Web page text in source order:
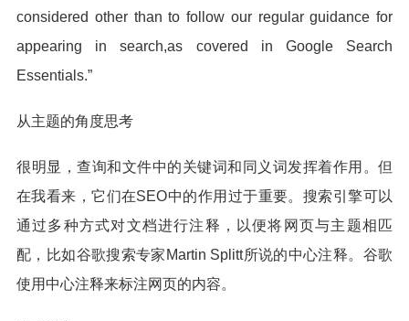
considered other than to follow our regular guidance for
appearing in search,as covered in Google Search
Essentials.”
从主题的角度思考
很明显，查询和文件中的关键词和同义词发挥着作用。但
在我看来，它们在SEO中的作用过于重要。搜索引擎可以
通过多种方式对文档进行注释，以便将网页与主题相匹
配，比如谷歌搜索专家Martin Splitt所说的中心注释。谷歌
使用中心注释来标注网页的内容。